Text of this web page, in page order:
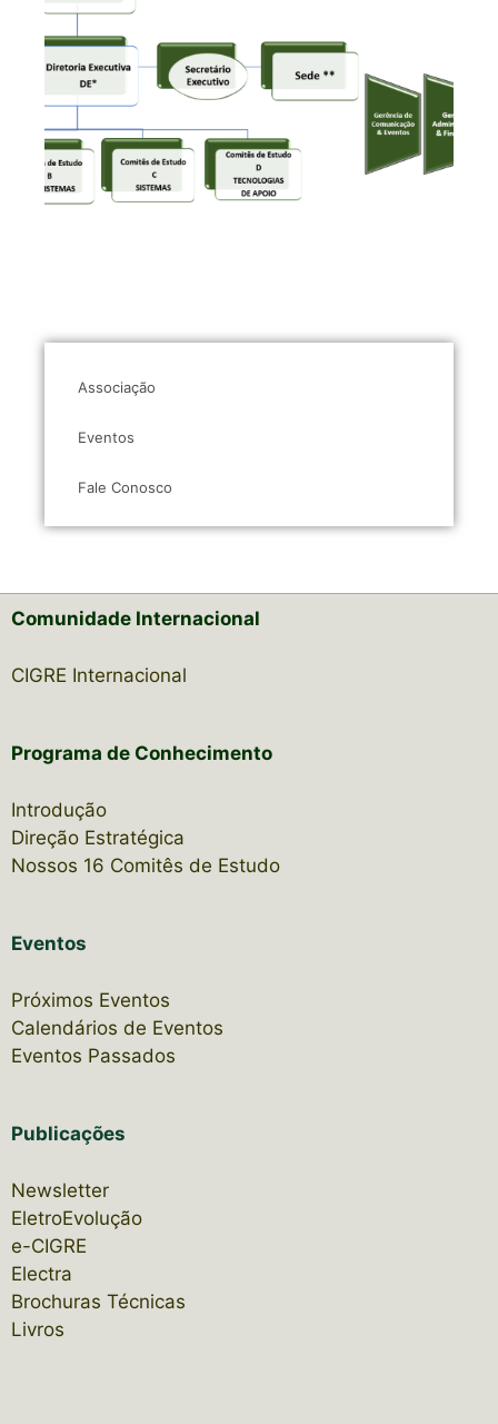
Associação
Eventos
Fale Conosco
Comunidade Internacional
CIGRE Internacional
Programa de Conhecimento
Introdução
Direção Estratégica
Nossos 16 Comitês de Estudo
Eventos
Próximos Eventos
Calendários de Eventos
Eventos Passados
Publicações
Newsletter
EletroEvolução
e-CIGRE
Electra
Brochuras Técnicas
Livros